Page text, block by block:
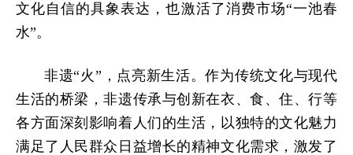
文化自信的具象表达，也激活了消费市场“一池春
水”。
非遗“火”，点亮新生活。作为传统文化与现代
生活的桥梁，非遗传承与创新在衣、食、住、行等
各方面深刻影响着人们的生活，以独特的文化魅力
满足了人民群众日益增长的精神文化需求，激发了